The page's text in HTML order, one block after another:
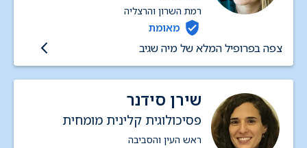
רמת השרון והרצליה
מאומת
צפה בפרופיל המלא של מיה שגיב
שירן סידנר
פסיכולוגית קלינית מומחית
ראש העין והסביבה